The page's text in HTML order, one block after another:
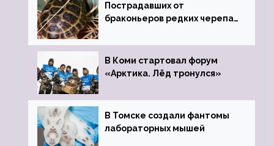
Пострадавших от
браконьеров редких черепах
зоопарк
В Коми стартовал форум
«Арктика. Лёд тронулся»
В Томске создали фантомы
лабораторных мышей